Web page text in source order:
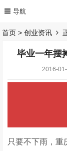
首页 >创业资讯
毕业一年摆
2016-
只要不下雨，重